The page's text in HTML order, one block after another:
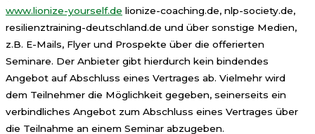
www.lionize-yourself.de lionize-coaching.de, nlp-society.de,
resilienztraining-deutschland.de und über sonstige Medien,
z.B. E-Mails, Flyer und Prospekte über die offerierten
Seminare. Der Anbieter gibt hierdurch kein bindendes
Angebot auf Abschluss eines Vertrages ab. Vielmehr wird
dem Teilnehmer die Möglichkeit gegeben, seinerseits ein
verbindliches Angebot zum Abschluss eines Vertrages über
die Teilnahme an einem Seminar abzugeben.